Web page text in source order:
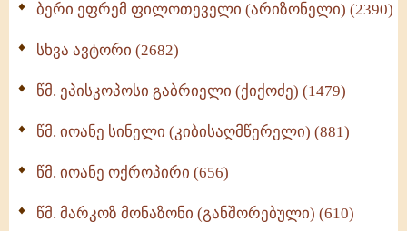
სულიერი ცხოვრების სახელმძღვანელო -
ნაწილი II (369)
ბერი ეფრემ ფილოთეველი (არიზონელი) (2390)
სხვა ავტორი (2682)
წმ. ეპისკოპოსი გაბრიელი (ქიქოძე) (1479)
წმ. იოანე სინელი (კიბისაღმწერელი) (881)
წმ. იოანე ოქროპირი (656)
წმ. მარკოზ მონაზონი (განშორებული) (610)